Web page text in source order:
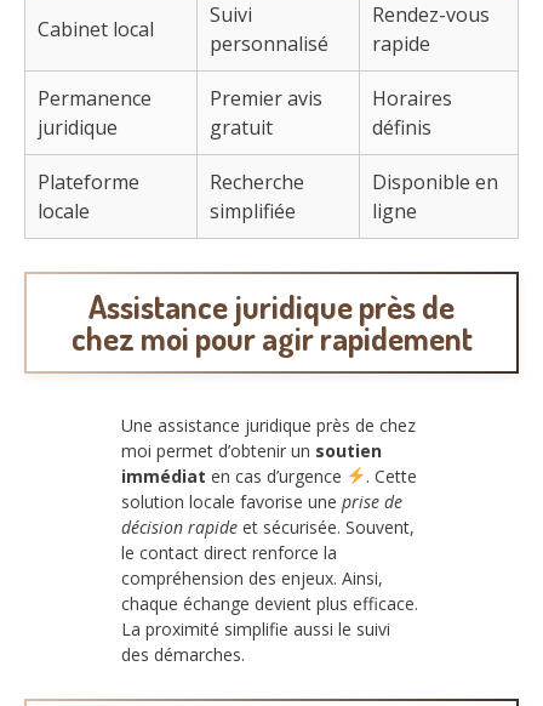
Cabinet local
Suivi
personnalisé
Rendez-vous
rapide
Permanence
juridique
Premier avis
gratuit
Horaires
définis
Plateforme
locale
Recherche
simplifiée
Disponible en
ligne
Assistance juridique près de
chez moi pour agir rapidement
Une assistance juridique près de chez
moi permet d’obtenir un soutien
immédiat en cas d’urgence
. Cette
solution locale favorise une prise de
décision rapide et sécurisée. Souvent,
le contact direct renforce la
compréhension des enjeux. Ainsi,
chaque échange devient plus efficace.
La proximité simplifie aussi le suivi
des démarches.